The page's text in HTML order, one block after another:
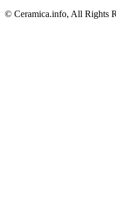
© Ceramica.info, All Rights